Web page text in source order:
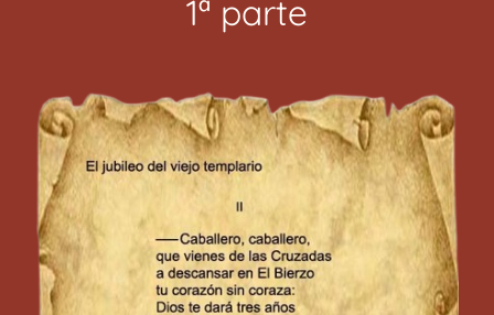
1ª parte